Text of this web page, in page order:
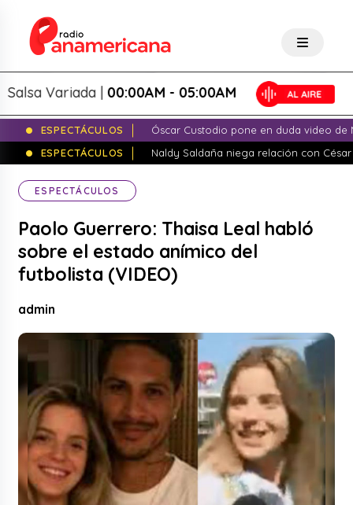
Variada |00:00AM - 05:00AM
ESPECTÁCULOS
Óscar Custodio pone en duda video de
ESPECTÁCULOS
Naldy Saldaña niega relación con
ESPECTÁCULOS
Paolo Guerrero: Thaisa Leal habló
sobre el estado anímico del
futbolista (VIDEO)
admin